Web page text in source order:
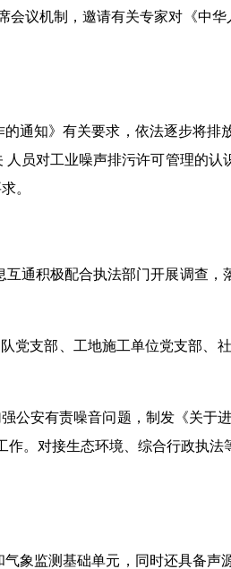
议机制，邀请有关专家对《中
通知》有关要求，依法逐步将
员对工业噪声排污许可管理的
。
通积极配合执法部门开展调查
支部、工地施工单位党支部、
公安有责噪音问题，制发《关于
。对接生态环境、综合行政执
象监测基础单元，同时还具备